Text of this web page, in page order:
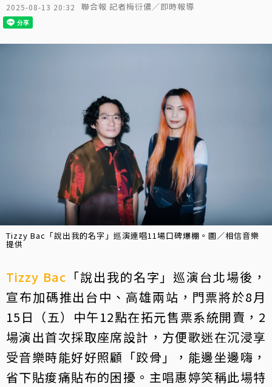
2025-08-13 20:32 聯合報 記者梅衍儂／即時報導
Tizzy Bac「說出我的名字」巡演連唱11場口碑爆棚。圖／相信音樂
提供
Tizzy Bac 「說出我的名字」巡演台北場後，
宣布加碼推出台中、高雄兩站，門票將於8月
15日（五）中午12點在拓元售票系統開賣，2
場演出首次採取座席設計，方便歌迷在沉浸享
受音樂時能好好照顧「跤骨」，能邊坐邊嗨，
省下貼痠痛貼布的困擾。主唱惠婷笑稱此場特